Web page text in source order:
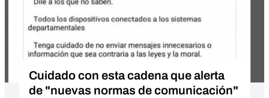
Cuidado con esta cadena que alerta
de "nuevas normas de comunicación"